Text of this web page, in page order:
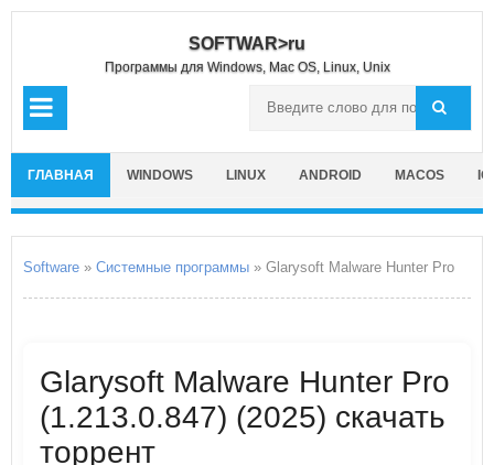
SOFTWAR>ru
Программы для Windows, Mac OS, Linux, Unix
ГЛАВНАЯ WINDOWS LINUX ANDROID MACOS
Software » Системные программы » Glarysoft Malware Hunter Pro
Glarysoft Malware Hunter Pro
(1.213.0.847) (2025) скачать
торрент